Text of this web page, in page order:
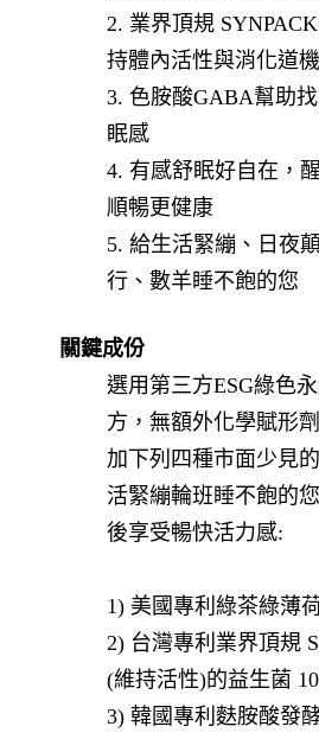
2. 業界頂規
持體內活性與消化道
3. 色胺酸GABA幫助
眠感
4. 有感舒眠好自在，
順暢更健康
5. 給生活緊繃、日夜
行、數羊睡不飽的您
關鍵成份
選用第三方ESG綠色
方，無額外化學賦形
加下列四種市面少見
活緊繃輪班睡不飽的
後享受暢快活力感:
1) 美國專利綠茶綠薄
2) 台灣專利業界頂規
(維持活性)的益生菌
3) 韓國專利麩胺酸發